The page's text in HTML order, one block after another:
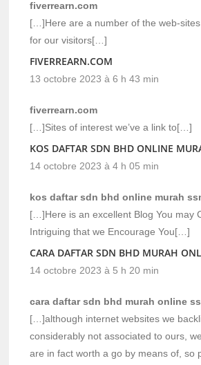
fiverrearn.com
[…]Here are a number of the web-
for our visitors[…]
FIVERREARN.COM
13 octobre 2023 à 6 h 43 min
fiverrearn.com
[…]Sites of interest we’ve a link to[…]
KOS DAFTAR SDN BHD ONLINE
14 octobre 2023 à 4 h 05 min
kos daftar sdn bhd online murah
[…]Here is an excellent Blog You may
Intriguing that we Encourage You[…]
CARA DAFTAR SDN BHD MURAH
14 octobre 2023 à 5 h 20 min
cara daftar sdn bhd murah online
[…]although internet websites we
considerably not associated to ours,
are in fact worth a go by means of, so